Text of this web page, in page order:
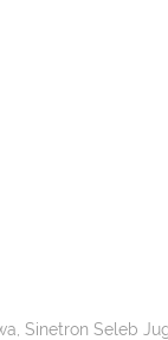
Sinetron Seleb